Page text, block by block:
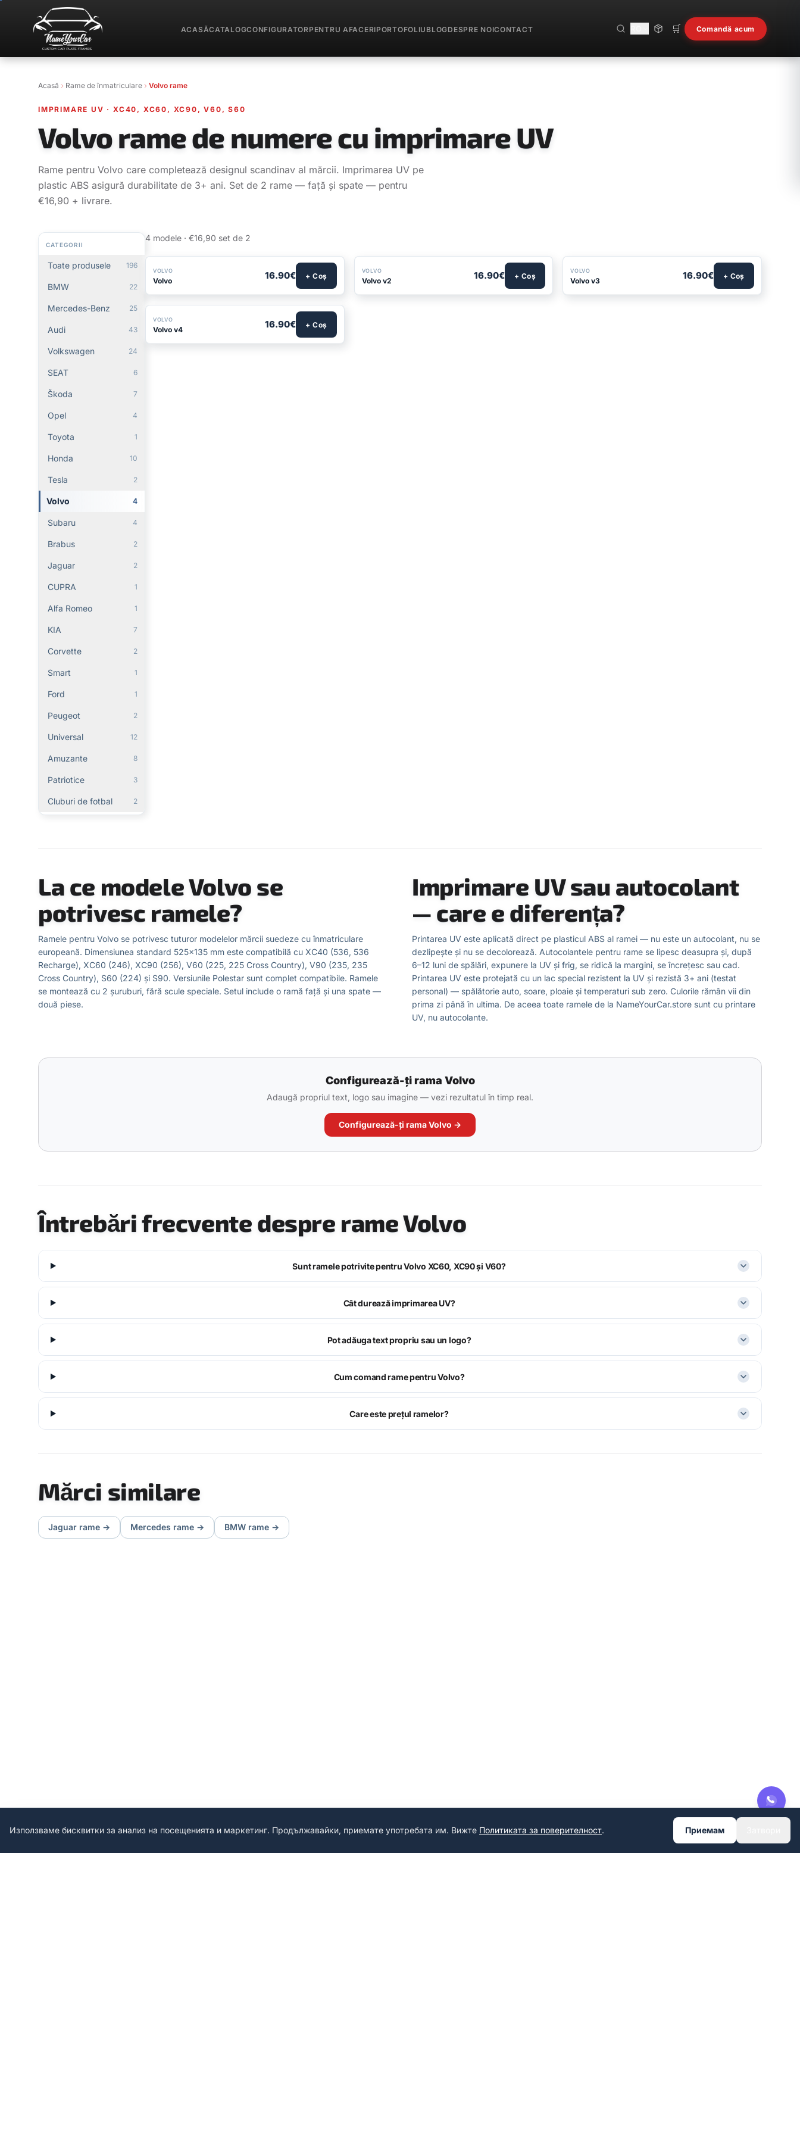
ACASĂCATALOGCONFIGURATOR PENTRU AFACERIPORTOFOLIU BLOGDESPRE NOICONTACT 🛒 Comandă acum
Acasă Rame de înmatriculare Volvo rame
IMPRIMARE UV ·XC40, XC60, XC90, V60, S60
Volvo rame de numere cu imprimare UV
Rame pentru Volvo care completează designul scandinav al mărcii. Imprimarea UV pe
plastic ABS asigură durabilitate de 3+ ani. Set de 2 rame — față și spate — pentru
€16,90 + livrare.
CATEGORII
Toate produsele 196
BMW 22
Mercedes-Benz 25
Audi 43
Volkswagen 24
SEAT 6
Škoda 7
Opel 4
Toyota 1
Honda 10
Tesla 2
Volvo 4
Subaru 4
Brabus 2
Jaguar 2
CUPRA 1
Alfa Romeo 1
KIA 7
Corvette 2
Smart 1
Ford 1
Peugeot 2
Universal 12
Amuzante 8
Patriotice 3
Cluburi de fotbal 2
4 modele · €16,90 set de 2
VOLVO
Volvo 16.90€ + Coș
VOLVO
Volvo v2 16.90€ + Coș
VOLVO
Volvo v3 16.90€ + Coș
VOLVO
Volvo v4 16.90€ + Coș
La ce modele Volvo se
potrivesc ramele?
Ramele pentru Volvo se potrivesc tuturor modelelor mărcii suedeze cu înmatriculare
europeană. Dimensiunea standard 525×135 mm este compatibilă cu XC40 (536, 536
Recharge), XC60 (246), XC90 (256), V60 (225, 225 Cross Country), V90 (235, 235
Cross Country), S60 (224) și S90. Versiunile Polestar sunt complet compatibile. Ramele
se montează cu 2 șuruburi, fără scule speciale. Setul include o ramă față și una spate —
două piese.
Imprimare UV sau autocolant
— care e diferența?
Printarea UV este aplicată direct pe plasticul ABS al ramei — nu este un autocolant, nu se
dezlipește și nu se decolorează. Autocolantele pentru rame se lipesc deasupra și, după
6–12 luni de spălări, expunere la UV și frig, se ridică la margini, se încrețesc sau cad.
Printarea UV este protejată cu un lac special rezistent la UV și rezistă 3+ ani (testat
personal) — spălătorie auto, soare, ploaie și temperaturi sub zero. Culorile rămân vii din
prima zi până în ultima. De aceea toate ramele de la NameYourCar.store sunt cu printare
UV, nu autocolante.
Configurează-ți rama Volvo
Adaugă propriul text, logo sau imagine — vezi rezultatul în timp real.
Configurează-ți rama Volvo →
Întrebări frecvente despre rame Volvo
Sunt ramele potrivite pentru Volvo XC60, XC90 și V60?
Cât durează imprimarea UV?
Pot adăuga text propriu sau un logo?
Cum comand rame pentru Volvo?
Care este prețul ramelor?
Mărci similare
Jaguar rame → Mercedes rame → BMW rame →
Използваме бисквитки за анализ на посещенията и маркетинг. Продължавайки, приемате употребата им. Вижте Политиката за поверителност. Приемам